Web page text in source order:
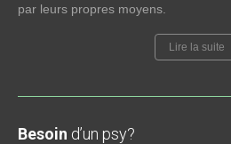
par leurs propres moyens.
Lire la suite
Besoin d’un psy?